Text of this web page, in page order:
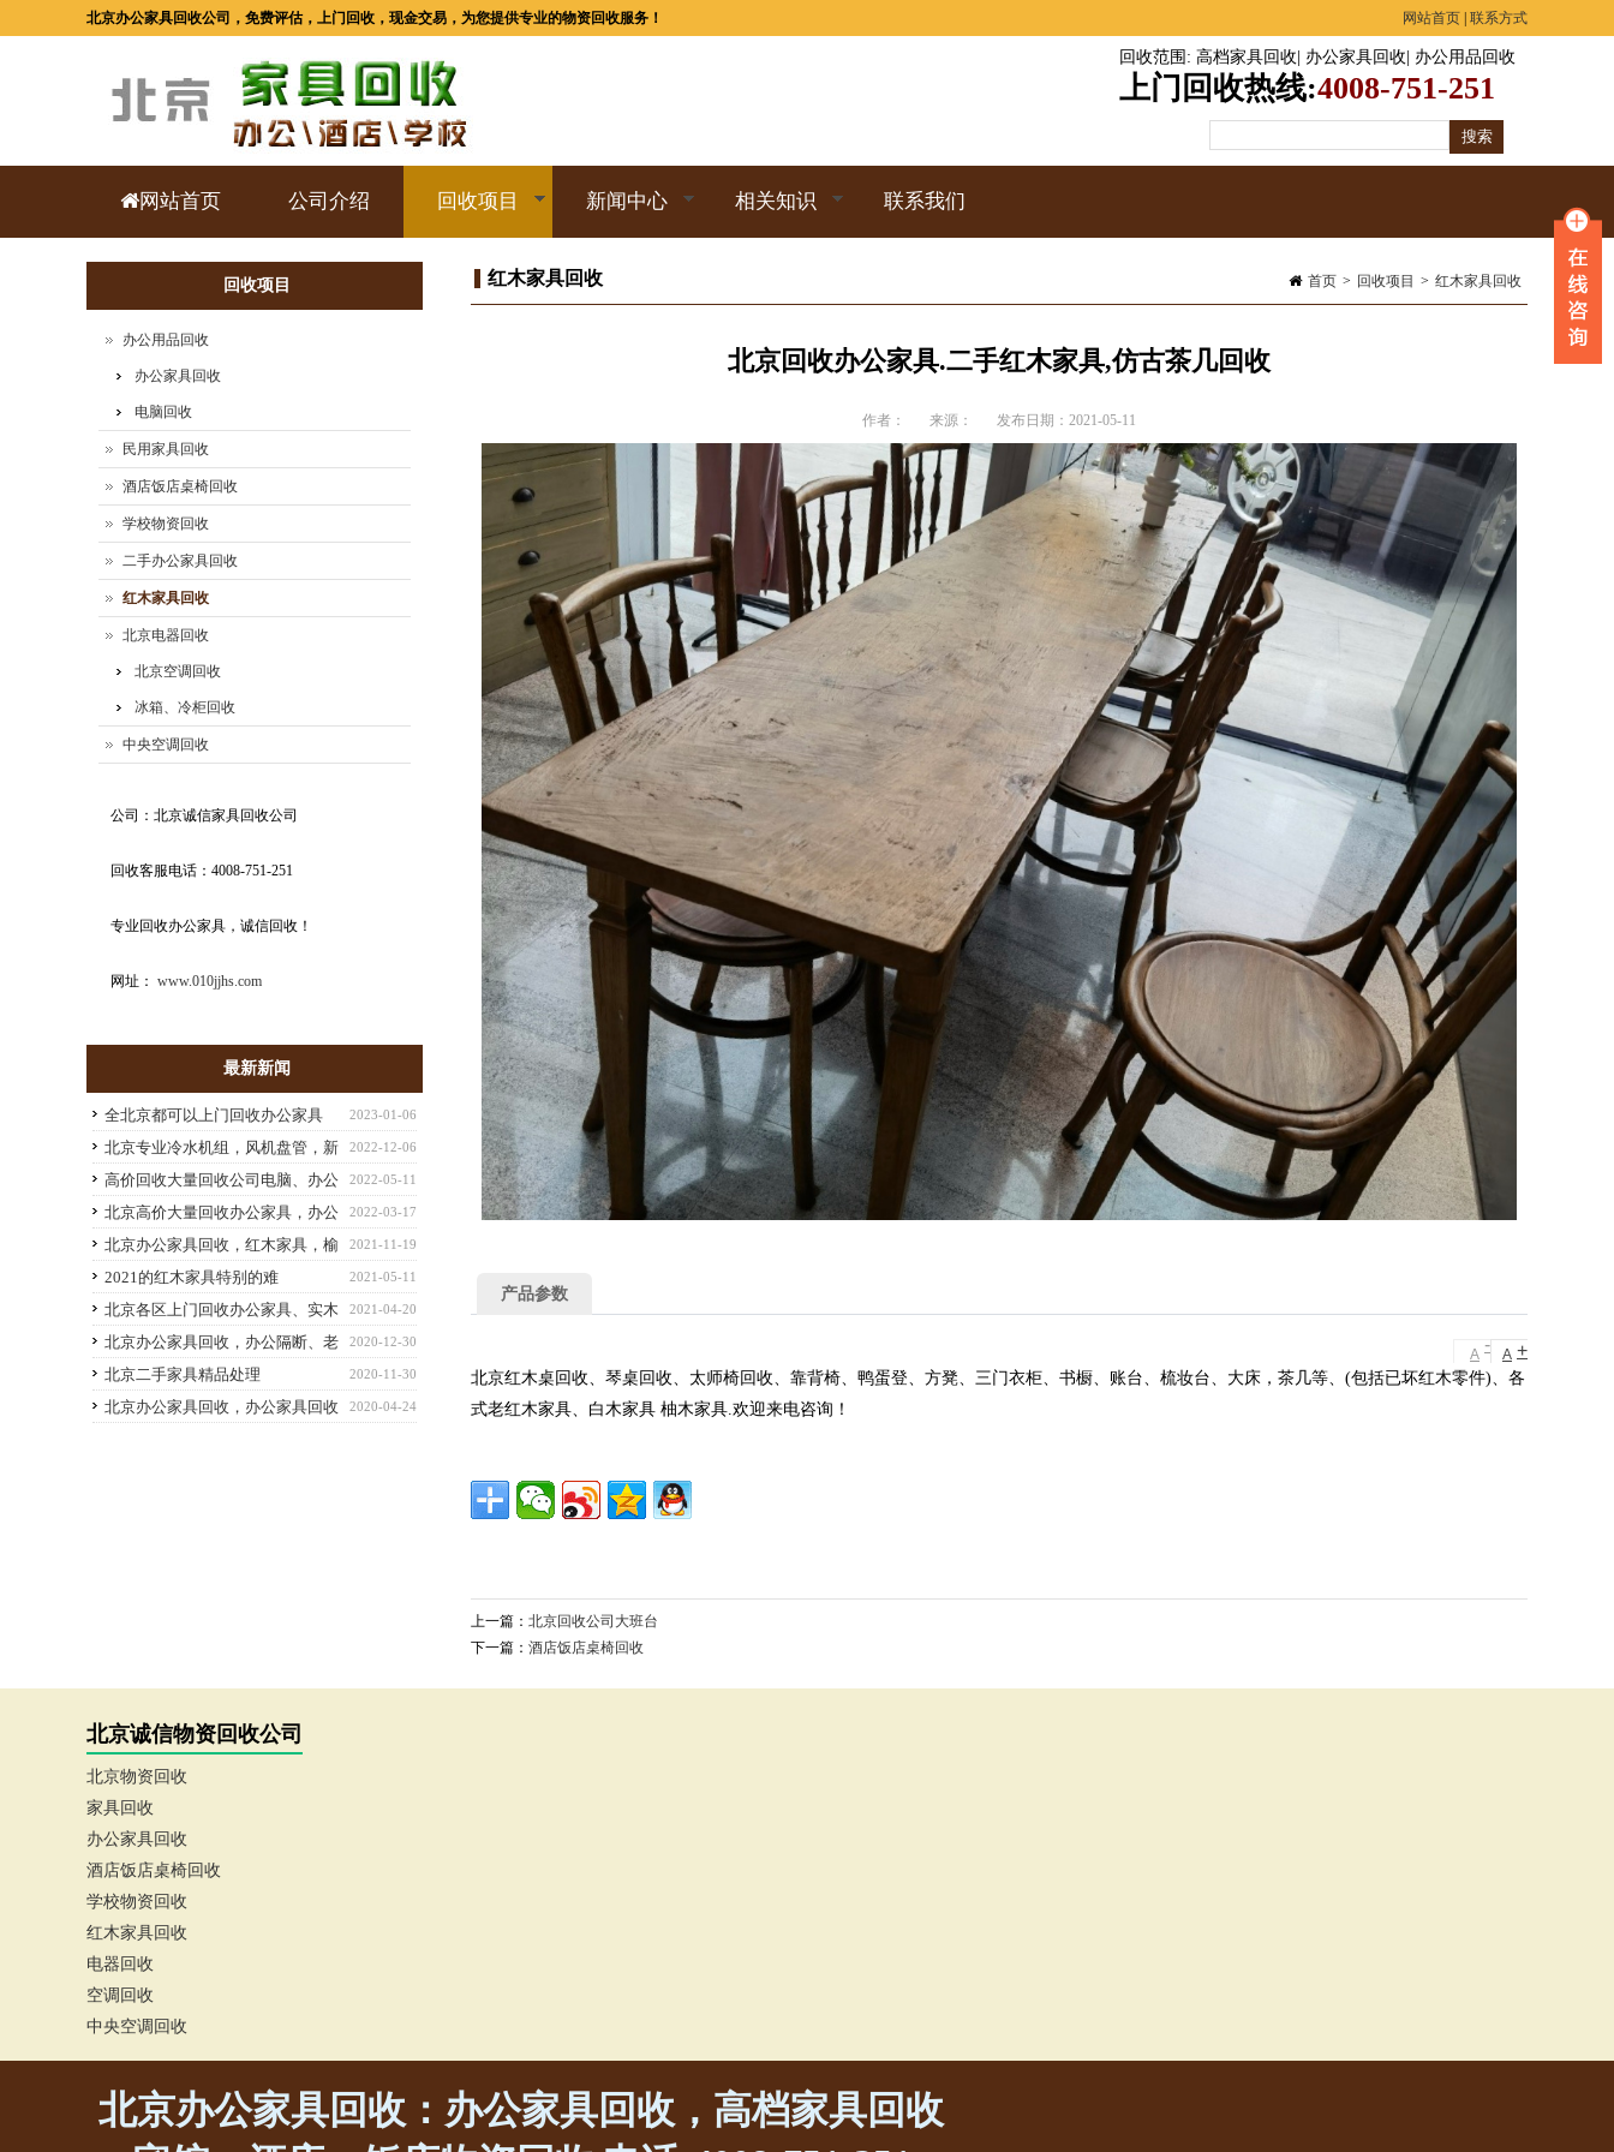
北京办公家具回收公司，免费评估，上门回收，现金交易，为您提供专业的物资回收服务！ 网站首页 联系方式
回收范围 : 高档家具回收 办公家具回收 办公用品回收
上门回收热线:4008-751-251
网站首页 公司介绍 回收项目 新闻中心 相关知识 联系我们
首页 > 回收项目 > 红木家具回收
红木家具回收
北京回收办公家具.二手红木家具,仿古茶几回收
作者： 来源： 发布日期：2021-05-11
产品参数
A - A +
北京红木桌回收、琴桌回收、太师椅回收、靠背椅、鸭蛋登、方凳、三门衣柜、书橱、账台、梳妆台、大床，茶几等、(包括已坏红木零件)、各
式老红木家具、白木家具 柚木家具.欢迎来电咨询！
上一篇：北京回收公司大班台
下一篇：酒店饭店桌椅回收
回收项目
办公用品回收
办公家具回收
电脑回收
民用家具回收
酒店饭店桌椅回收
学校物资回收
二手办公家具回收
红木家具回收
北京电器回收
北京空调回收
冰箱、冷柜回收
中央空调回收
公司：北京诚信家具回收公司
回收客服电话：4008-751-251
专业回收办公家具，诚信回收！
网址： www.010jjhs.com
最新新闻
2023-01-06
全北京都可以上门回收办公家具
2022-12-06
北京专业冷水机组，风机盘管，新
风机组，酒店、商场空调
2022-05-11
高价回收大量回收公司电脑、办公
家具 -北京物资回收
2022-03-17
北京高价大量回收办公家具，办公
电脑
2021-11-19
北京办公家具回收，红木家具，榆
木办公家具、红木办公家具、办公转椅回收
2021-05-11
2021的红木家具特别的难
2021-04-20
北京各区上门回收办公家具、实木
家具
2020-12-30
北京办公家具回收，办公隔断、老
板桌椅回收，红木家具回收
2020-11-30
北京二手家具精品处理
2020-04-24
北京办公家具回收，办公家具回收
北京诚信物资回收公司
北京物资回收
家具回收
办公家具回收
酒店饭店桌椅回收
学校物资回收
红木家具回收
电器回收
空调回收
中央空调回收
北京办公家具回收：办公家具回收，高档家具回收